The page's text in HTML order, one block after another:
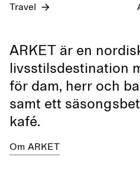
Travel
ARKET är en
livsstilsdestination
för dam, herr och
samt ett
kafé.
Om ARKET